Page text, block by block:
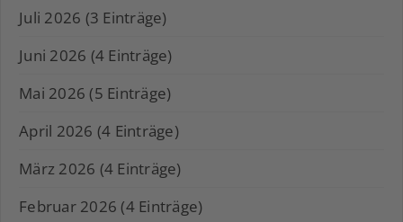
Juli 2026 (3 Einträge)
Juni 2026 (4 Einträge)
Mai 2026 (5 Einträge)
April 2026 (4 Einträge)
März 2026 (4 Einträge)
Februar 2026 (4 Einträge)